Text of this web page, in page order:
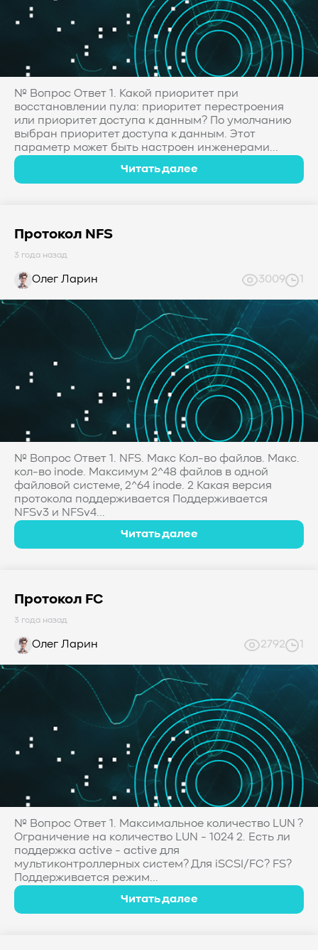
№ Вопрос Ответ 1. Какой приоритет при
восстановлении пула: приоритет перестроения
или приоритет доступа к данным? По умолчанию
выбран приоритет доступа к данным. Этот
параметр может быть настроен инженерами...
Читать далее
Протокол NFS
3 года назад
Олег Ларин 3009 1
№ Вопрос Ответ 1. NFS. Макс Кол-во файлов. Макс.
кол-во inode. Максимум 2^48 файлов в одной
файловой системе, 2^64 inode. 2 Какая версия
протокола поддерживается Поддерживается
NFSv3 и NFSv4...
Читать далее
Протокол FC
3 года назад
Олег Ларин 2792 1
№ Вопрос Ответ 1. Максимальное количество LUN ?
Ограничение на количество LUN - 1024 2. Есть ли
поддержка active - active для
мультиконтроллерных систем? Для iSCSI/FC? FS?
Поддерживается режим...
Читать далее